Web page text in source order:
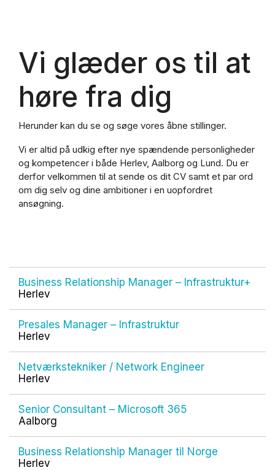
Vi glæder os til at
høre fra dig
Herunder kan du se og søge vores åbne stillinger.
Vi er altid på udkig efter nye spændende personligheder
og kompetencer i både Herlev, Aalborg og Lund. Du er
derfor velkommen til at sende os dit CV samt et par ord
om dig selv og dine ambitioner i en uopfordret
ansøgning.
Business Relationship Manager – Infrastruktur+
Herlev
Presales Manager – Infrastruktur
Herlev
Netværkstekniker / Network Engineer
Herlev
Senior Consultant – Microsoft 365
Aalborg
Business Relationship Manager til Norge
Herlev